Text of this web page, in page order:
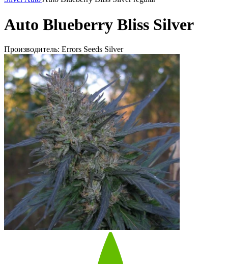
Auto Blueberry Bliss Silver
Производитель: Errors Seeds Silver